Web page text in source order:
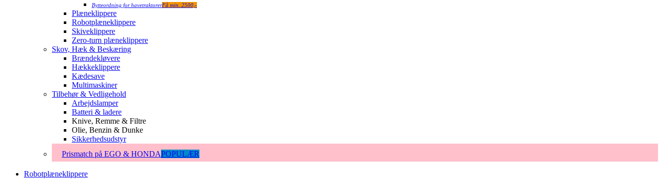
Bytteordning for havetraktorerFå min. 2500,-
Plæneklippere
Robotplæneklippere
Skiveklippere
Zero-turn plæneklippere
Skov, Hæk & Beskæring
Brændekløvere
Hækkeklippere
Kædesave
Multimaskiner
Tilbehør & Vedligehold
Arbejdslamper
Batteri & ladere
Knive, Remme & Filtre
Olie, Benzin & Dunke
Sikkerhedsudstyr
Prismatch på EGO & HONDAPOPULÆR
Robotplæneklippere